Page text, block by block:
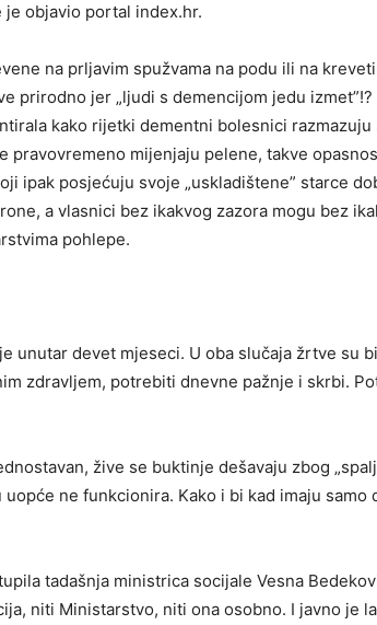
objavio portal index.hr.
na prlja­vim spužvama na podu ili na
prirodno jer „ljudi s demencijom jedu izmet”!?
kako rijetki dementni bolesnici razmazuju
pravovremeno mijenjaju pelene, takve
ipak posjećuju svoje „uskladištene” starce
a vlasnici bez ikakvog zazora mogu bez
pohlepe.
unutar devet mjeseci. U oba slučaja žrtve su
zdravljem, potrebiti dnevne pažnje i skrbi.
žive se buktinje dešavaju zbog
ne funkcionira. Kako i bi kad imaju samo
tadaš­nja ministrica socijale Vesna
niti Ministarstvo, niti ona osob­no. I javno je